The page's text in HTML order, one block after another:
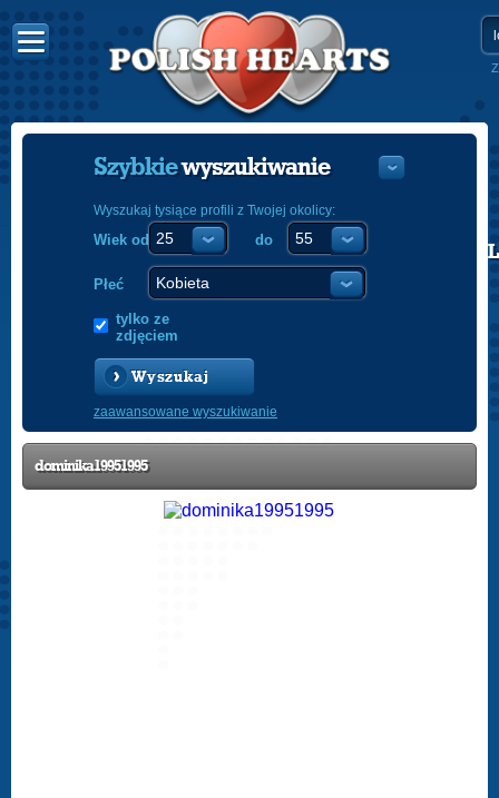
POLISH
Szybkiewyszukiwanie
Wyszukaj tysiące profili z Twojej okolicy:
Wiek od do
Płeć
tylko ze
zdjęciem
Wyszukaj
zaawansowane wyszukiwanie
dominika19951995